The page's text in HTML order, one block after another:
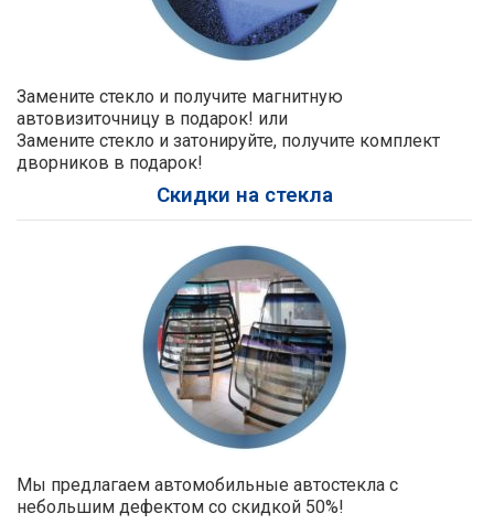
Замените стекло и получите магнитную
автовизиточницу в подарок! или
Замените стекло и затонируйте, получите комплект
дворников в подарок!
Скидки на стекла
Мы предлагаем автомобильные автостекла с
небольшим дефектом со скидкой 50%!